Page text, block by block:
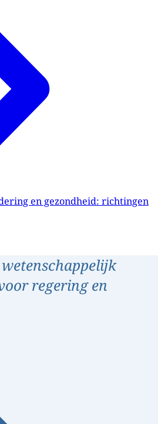
en gezondheid: richtingen
regering en